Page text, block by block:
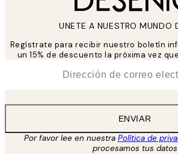
UNETE A NUESTRO MUNDO
Regístrate para recibir nuestro boletín
un 15% de descuento la próxima vez
ENVIAR
Por favor lee en nuestra Política de
procesamos tus datos